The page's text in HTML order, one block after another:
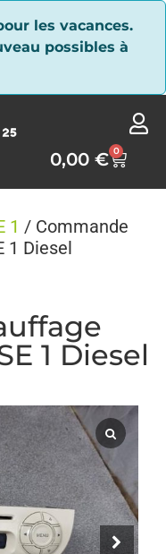
les vacances.
possibles à
0,00€ 0
1 / Commande
1 Diesel
1 Diesel